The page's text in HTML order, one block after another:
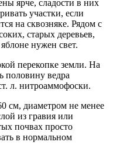
ярче, сладости в них
участки, если
на сквозняке. Рядом с
старых деревьев,
нужен свет.
перекопке земли. На
половину ведра
л. нитроаммофоски.
см, диаметром не менее
из гравия или
почвах просто
в нормальном